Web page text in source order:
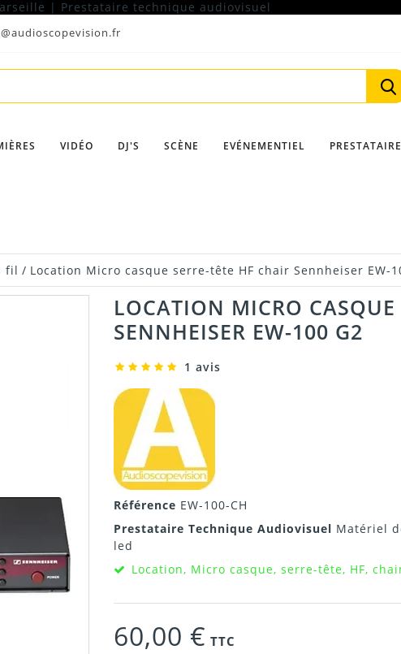
VIDÉO DJ'S SCÈNE EVÉNEMENTIEL
fil / Location Micro casque serre-tête HF chair Sennheiser EW-
LOCATION MICRO CASQUE
SENNHEISER EW-100 G2
1 avis
Référence EW-100-CH
Prestataire Technique Audiovisuel Matériel
led
Location, Micro casque, serre-tête, HF,
60,00 € TTC